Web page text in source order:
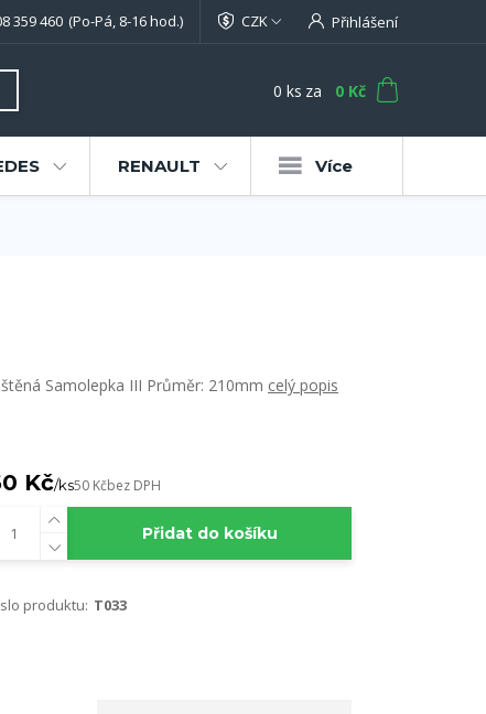
CZK Přihlášení
359 460 (Po-Pá, 8-16 hod.)
0 ks za 0 Kč
RENAULT Více
Samolepka III Průměr: 210mm celý popis
Kč/ks50 Kčbez DPH
Přidat do košíku
produktu: T033